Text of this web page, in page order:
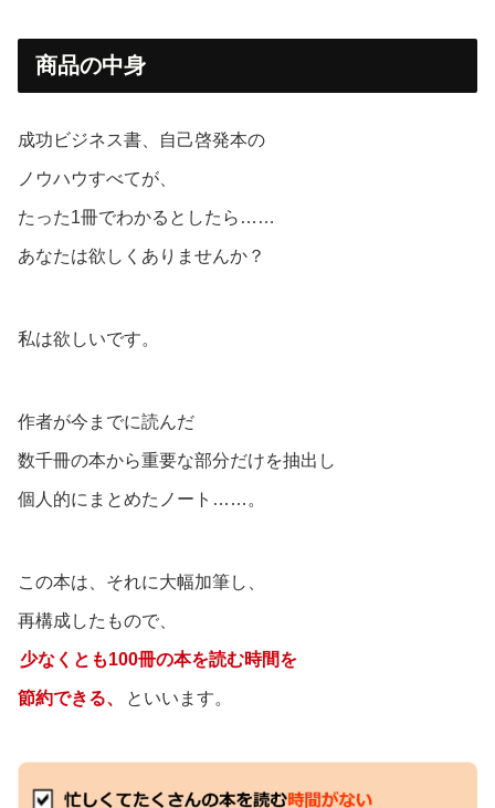
商品の中身
成功ビジネス書、自己啓発本の
ノウハウすべてが、
たった1冊でわかるとしたら……
あなたは欲しくありませんか？
私は欲しいです。
作者が今までに読んだ
数千冊の本から重要な部分だけを抽出し
個人的にまとめたノート……。
この本は、それに大幅加筆し、
再構成したもので、
少なくとも100冊の本を読む時間を
節約できる、 といいます。